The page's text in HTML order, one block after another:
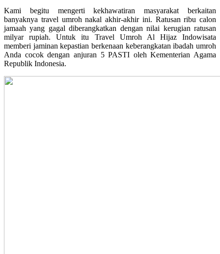
Kami begitu mengerti kekhawatiran masyarakat berkaitan
banyaknya travel umroh nakal akhir-akhir ini. Ratusan ribu calon
jamaah yang gagal diberangkatkan dengan nilai kerugian ratusan
milyar rupiah. Untuk itu Travel Umroh Al Hijaz Indowisata
memberi jaminan kepastian berkenaan keberangkatan ibadah umroh
Anda cocok dengan anjuran 5 PASTI oleh Kementerian Agama
Republik Indonesia.